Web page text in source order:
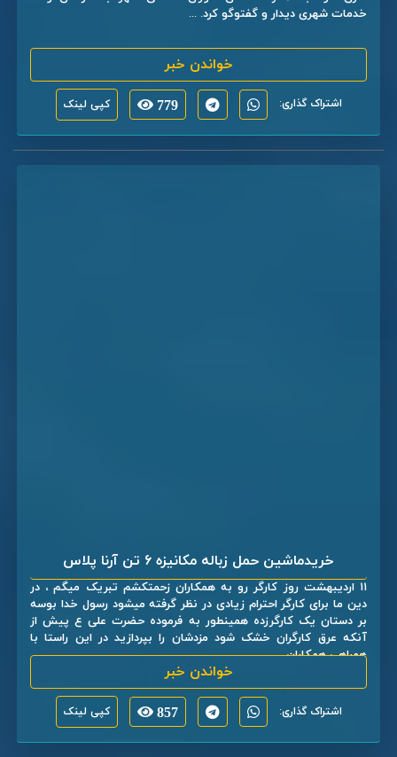
خدمات شهری دیدار و گفتوگو کرد. ...
خواندن خبر
اشتراک گذاری: 779 کپی لینک
خریدماشین حمل زباله مکانیزه ۶ تن آرنا پلاس
۱۱ اردیبهشت روز کارگر رو به همکاران زحمتکشم تبریک میگم ، در
دین ما برای کارگر احترام زیادی در نظر گرفته میشود رسول خدا بوسه
بر دستان یک کارگرزده همینطور به فرموده حضرت علی ع پیش از
آنکه عرق کارگران خشک شود مزدشان را بپردازید در این راستا با
همراهی همکاران ...
خواندن خبر
اشتراک گذاری: 857 کپی لینک